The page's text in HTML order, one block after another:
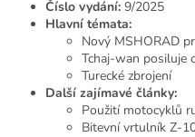
Číslo vydání: 9/2025
Hlavní témata:
Nový MSHORAD
Tchaj-wan posiluje
Turecké zbrojení
Další zajímavé články:
Použití motocyklů
Bitevní vrtulník Z-